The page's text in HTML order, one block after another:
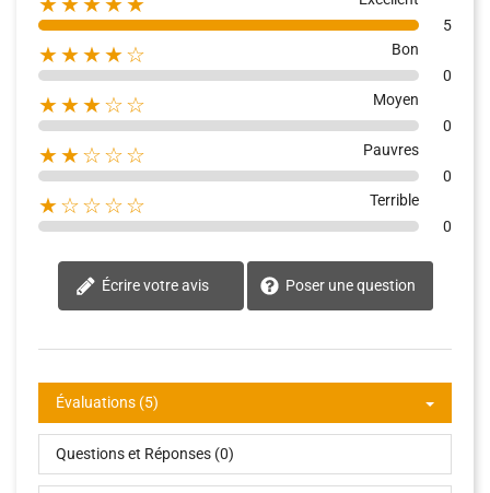
5
★★★★☆
Bon
0
★★★☆☆
Moyen
0
★★☆☆☆
Pauvres
0
★☆☆☆☆
Terrible
0
Écrire votre avis Poser une question
Évaluations (5)
Questions et Réponses (0)